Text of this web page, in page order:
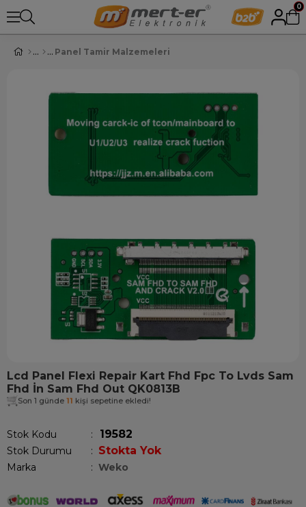
0
Panel Tamir Malzemeleri
Lcd Panel Flexi Repair Kart Fhd Fpc To Lvds Sam
Fhd İn Sam Fhd Out QK0813B
Son 1 günde 11 kişi sepetine ekledi!
Stok Kodu 19582
Stok Durumu : Stokta Yok
Marka : Weko